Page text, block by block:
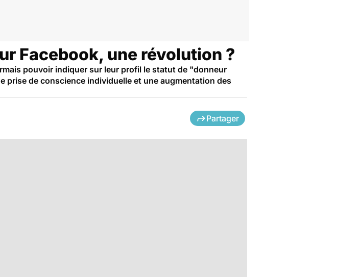
Facebook, une révolution ?
pouvoir indiquer sur leur profil le statut de "donneur
de conscience individuelle et une augmentation des
Partager